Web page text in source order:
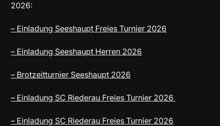
2026:
– Einladung Seeshaupt Freies Turnier 2026
– Einladung Seeshaupt Herren 2026
– Brotzeitturnier Seeshaupt 2026
– Einladung SC Riederau Freies Turnier 2026
– Einladung SC Riederau Freies Turnier 2026